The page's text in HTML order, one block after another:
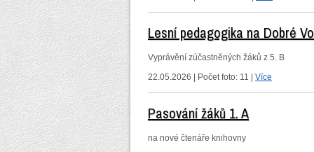
Lesní pedagogika na Dobré
Vyprávění zúčastněných žáků z 5. B
22.05.2026 | Počet foto: 11 | Více
Pasování žáků 1. A
na nové čtenáře knihovny